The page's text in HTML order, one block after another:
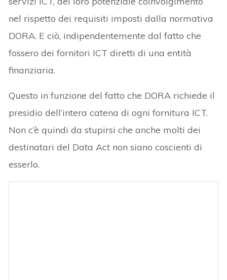
nel rispetto dei requisiti imposti dalla normativa
DORA. E ciò, indipendentemente dal fatto che
fossero dei fornitori ICT diretti di una entità
finanziaria.
Questo in funzione del fatto che DORA richiede il
presidio dell’intera catena di ogni fornitura ICT.
Non c’è quindi da stupirsi che anche molti dei
destinatari del Data Act non siano coscienti di
esserlo.